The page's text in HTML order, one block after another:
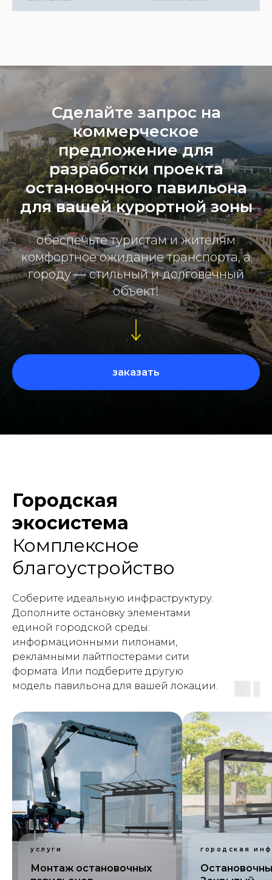
Сделайте запрос на
коммерческое
предложение для
разработки проекта
остановочного павильона
для вашей курортной зоны
обеспечьте туристам и жителям
комфортное ожидание транспорта, а
городу — стильный и долговечный
объект!
заказать
Городская
экосистема
Комплексное
благоустройство
Соберите идеальную инфраструктуру.
Дополните остановку элементами
единой городской среды:
информационными пилонами,
рекламными лайтпостерами сити
формата. Или подберите другую
модель павильона для вашей локации.
услуги
Монтаж остановочных
городская